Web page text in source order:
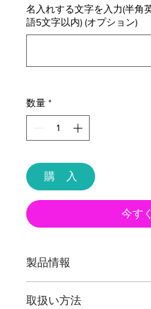
名入れする文字を入力(半角
語5文字以内) (オプション)
数量 *
購 入
今す
製品情報
全長：約１８０ミリ
取扱い方法